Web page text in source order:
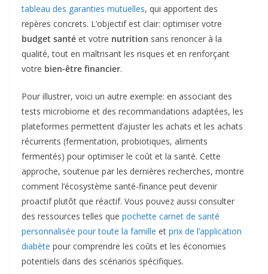
tableau des garanties mutuelles, qui apportent des
repères concrets. L’objectif est clair: optimiser votre
budget santé et votre nutrition sans renoncer à la
qualité, tout en maîtrisant les risques et en renforçant
votre bien-être financier.
Pour illustrer, voici un autre exemple: en associant des
tests microbiome et des recommandations adaptées, les
plateformes permettent d’ajuster les achats et les achats
récurrents (fermentation, probiotiques, aliments
fermentés) pour optimiser le coût et la santé. Cette
approche, soutenue par les dernières recherches, montre
comment l’écosystème santé-finance peut devenir
proactif plutôt que réactif. Vous pouvez aussi consulter
des ressources telles que pochette carnet de santé
personnalisée pour toute la famille et prix de l’application
diabète pour comprendre les coûts et les économies
potentiels dans des scénarios spécifiques.